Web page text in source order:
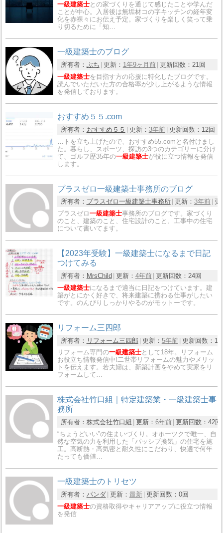
一級建築士との家づくりを通じて感じたことや学んだ
ことが中心。入居後は無垢材コの字キッチンの経年変
化を赤裸々にお伝え予定。家づくりを楽しく笑って乗
り切るために「知…
一級建築士のブログ
所有者： ぶち 更新： 1年9ヶ月前 更新回数： 21回
一級建築士を目指す方の応援に特化したブログです。
読んでいただいた方の合格率が少し上がるような情報
を発信しております。
おすすめ５５.com
所有者： おすすめ５５ 更新： 3年前 更新回数： 12回
…トを立ち上げたので、おすすめ55.comと名付けまし
た。暮らし、スポーツ、探訪の3つのカテゴリーに分け
て、ゴルフ歴35年の一級建築士が役に立つ情報を発信
します。
プラスゼロ一級建築士事務所のブログ
所有者： プラスゼロ一級建築士事務所 更新： 3年前 更
プラスゼロ一級建築士事務所のブログです。家づくり
のこと、建築のこと、住宅設計のこと、工事中の住宅
について書いてます。
【2023年受験】一級建築士になるまで日記
つけてみる
所有者： MrsChild 更新： 4年前 更新回数： 24回
一級建築士になるまで適当に日記をつけています。建
築がとにかく好きで、将来建築に携わる仕事がしたい
です。のんびりしっかりやるのがモットーです。
リフォーム三四郎
所有者： リフォーム三四郎 更新： 5年前 更新回数： 10
リフォーム専門の一級建築士として18年。リフォーム
お役立ち情報発信中!二世帯リフォームの魅力やメリッ
トを伝えます。若夫婦は、新築計画をやめて実家をリ
フォームして…
株式会社竹口組｜特定建築業・一級建築士事
務所
所有者： 株式会社竹口組 更新： 6年前 更新回数： 42回
“ちょうどいい”の住まいづくり。オホーツクで唯一、自
然な空気の力を利用した「パッシブ換気」の住宅を施
工。高断熱・高気密と耐久性にこだわり、快適で何年
たっても価値…
一級建築士のトリセツ
所有者： パンダ 更新： 最新 更新回数： 0回
一級建築士の資格取得やキャリアアップに役立つ情報
を発信